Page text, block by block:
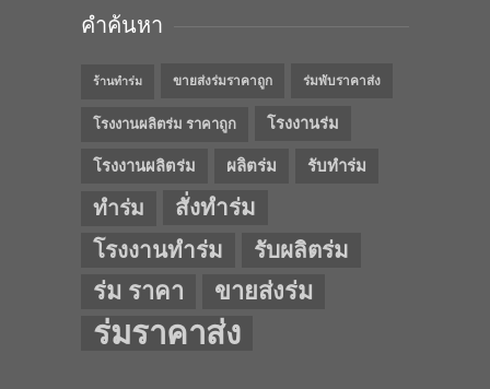
คำค้นหา
ร้านทำร่ม ขายส่งร่มราคาถูก ร่มพับราคาส่ง
โรงงานผลิตร่ม ราคาถูก โรงงานร่ม
โรงงานผลิตร่ม ผลิตร่ม รับทำร่ม
ทำร่ม
สั่งทำร่ม
โรงงานทำร่ม
รับผลิตร่ม
ร่ม ราคา ขายส่งร่ม
ร่มราคาส่ง